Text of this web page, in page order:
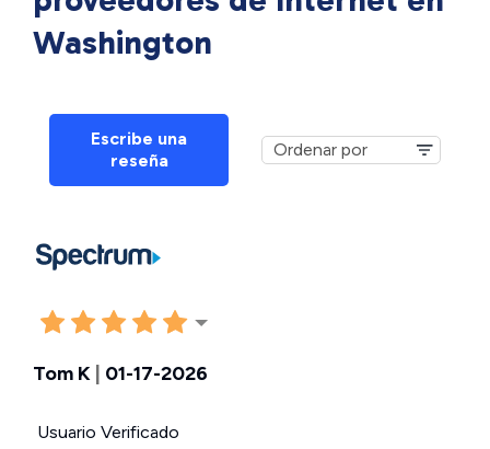
Washington
Escribe una
reseña
Tom K 01-17-2026
Usuario Verificado